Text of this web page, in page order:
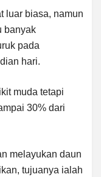
luar biasa, namun
banyak
pada
hari.
muda tetapi
30% dari
melayukan daun
tujuanya ialah